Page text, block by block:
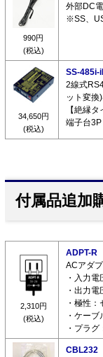
990円
(税込)
外部DC
※SS、
34,650円
(税込)
SS-485i-
2線式
ット変換
【絶縁
端子台
付属品追加
2,310円
(税込)
ADPT-R
ACアダ
・入力
・出力
・極性
・ケー
・プラ
CBL232